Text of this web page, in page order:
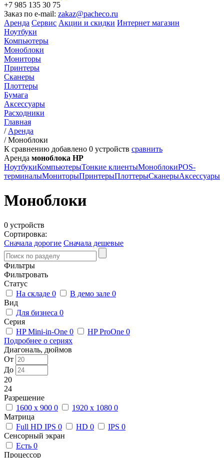
+7 985 135 30 75
Заказ по e-mail: zakaz@pacheco.ru
Аренда Сервис Акции и скидки Интернет магазин
Ноутбуки
Компьютеры
Моноблоки
Мониторы
Принтеры
Сканеры
Плоттеры
Бумага
Аксессуары
Расходники
Главная
/ Аренда
/Моноблоки
К сравнению добавлено 0 устройств сравнить
Аренда моноблока HP
НоутбукиКомпьютерыТонкие клиентыМоноблокиPOS-
терминалыМониторыПринтерыПлоттерыСканерыАксессуары
Моноблоки
0 устройств
Сортировка:
Сначала дорогие Сначала дешевые
Фильтры
Фильтровать
Статус
На складе 0 В демо зале 0
Вид
Для бизнеса 0
Серия
HP Mini-in-One 0 HP ProOne 0
Подробнее о сериях
Диагональ, дюймов
От
До
20
24
Разрешение
1600 x 900 0 1920 x 1080 0
Матрица
Full HD IPS 0 HD 0 IPS 0
Сенсорный экран
Есть 0
Процессор